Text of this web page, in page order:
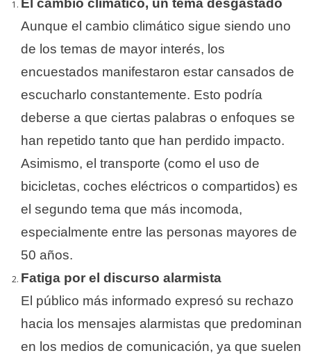
Aunque el cambio climático sigue siendo uno
de los temas de mayor interés, los
encuestados manifestaron estar cansados de
escucharlo constantemente. Esto podría
deberse a que ciertas palabras o enfoques se
han repetido tanto que han perdido impacto.
Asimismo, el transporte (como el uso de
bicicletas, coches eléctricos o compartidos) es
el segundo tema que más incomoda,
especialmente entre las personas mayores de
50 años.
Fatiga por el discurso alarmista
El público más informado expresó su rechazo
hacia los mensajes alarmistas que predominan
en los medios de comunicación, ya que suelen